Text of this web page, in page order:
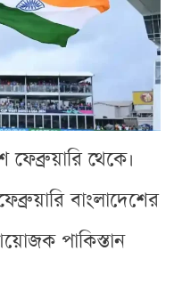
ফেব্রুয়ারি থেকে।
বাংলাদেশের
পাকিস্তান